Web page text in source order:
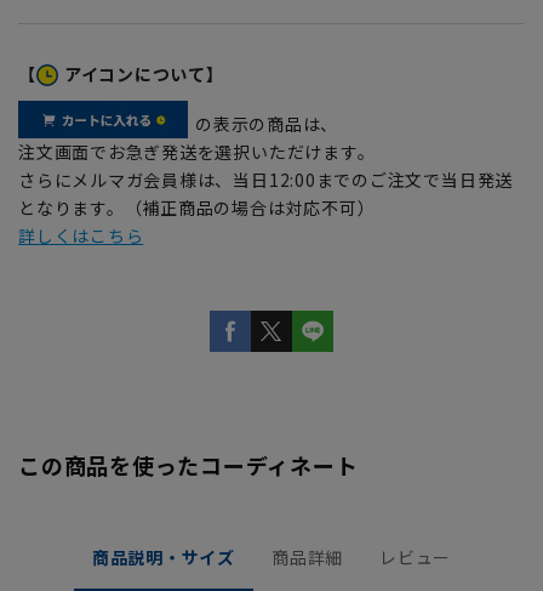
【 アイコンについて】
の表示の商品は、
注文画面でお急ぎ発送を選択いただけます。
さらにメルマガ会員様は、当日12:00までのご注文で当日発送
となります。（補正商品の場合は対応不可）
詳しくはこちら
この商品を使ったコーディネート
商品説明・サイズ 商品詳細 レビュー